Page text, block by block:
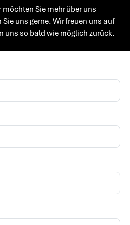
möchten Sie mehr über uns
uns gerne. Wir freuen uns auf
uns so bald wie möglich zurück.